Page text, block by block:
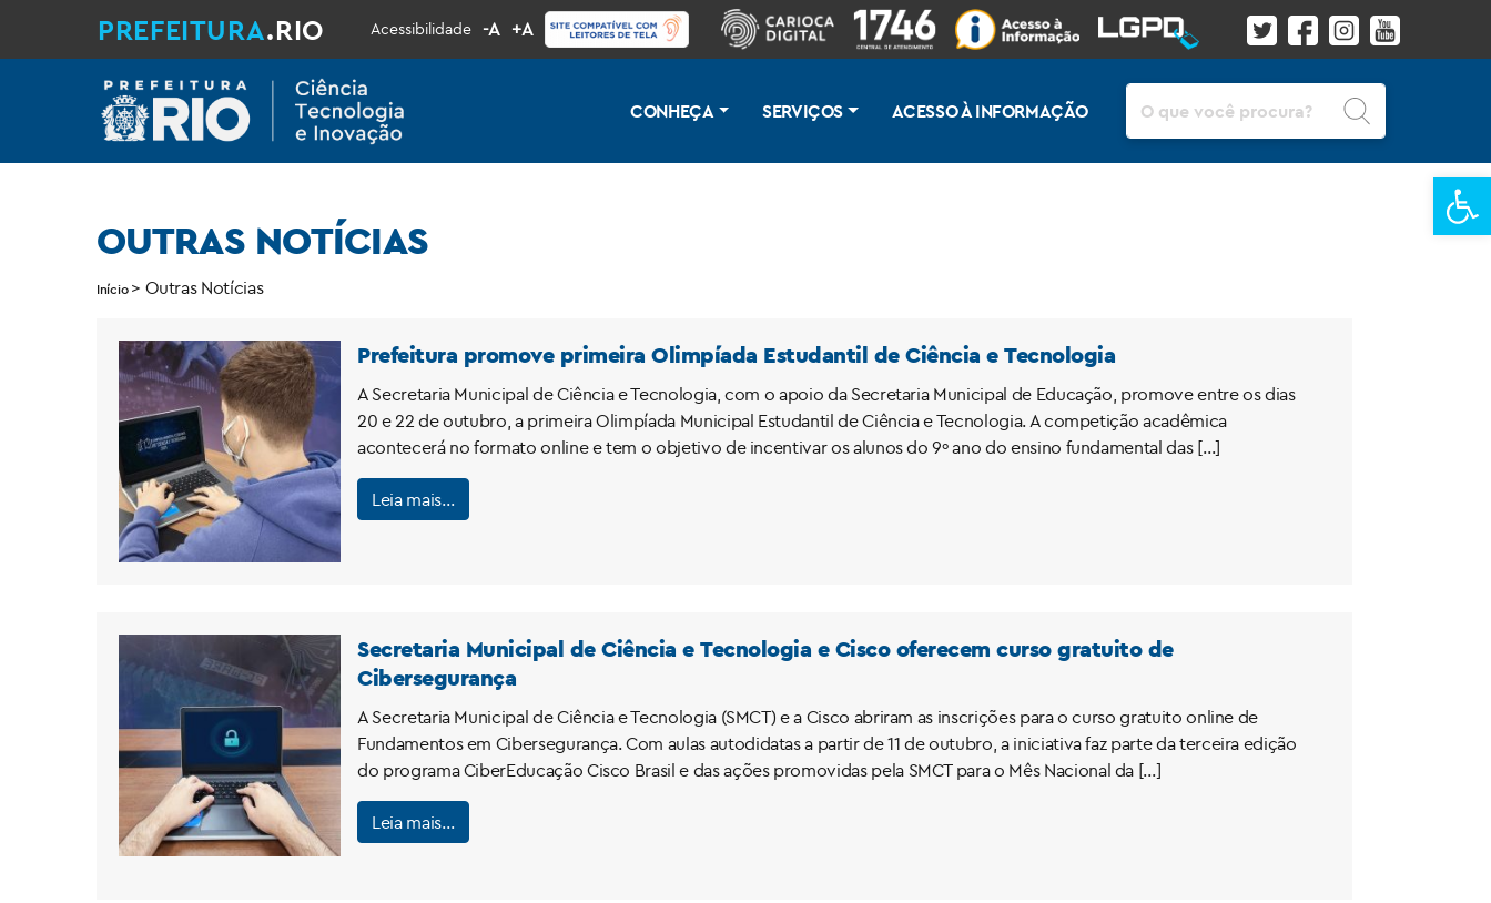
PREFEITURA.RIO Acessibilidade -A +A
CONHEÇA SERVIÇOS ACESSO À INFORMAÇÃO
OUTRAS NOTÍCIAS
Início > Outras Notícias
Prefeitura promove primeira Olimpíada Estudantil de Ciência e Tecnologia
A Secretaria Municipal de Ciência e Tecnologia, com o apoio da Secretaria Municipal de Educação, promove entre os dias
20 e 22 de outubro, a primeira Olimpíada Municipal Estudantil de Ciência e Tecnologia. A competição acadêmica
acontecerá no formato online e tem o objetivo de incentivar os alunos do 9º ano do ensino fundamental das […]
Leia mais…
Secretaria Municipal de Ciência e Tecnologia e Cisco oferecem curso gratuito de
Cibersegurança
A Secretaria Municipal de Ciência e Tecnologia (SMCT) e a Cisco abriram as inscrições para o curso gratuito online de
Fundamentos em Cibersegurança. Com aulas autodidatas a partir de 11 de outubro, a iniciativa faz parte da terceira edição
do programa CiberEducação Cisco Brasil e das ações promovidas pela SMCT para o Mês Nacional da […]
Leia mais…